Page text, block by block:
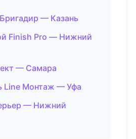
— Казань
Finish Pro — Нижний
— Самара
Line Монтаж — Уфа
— Нижний